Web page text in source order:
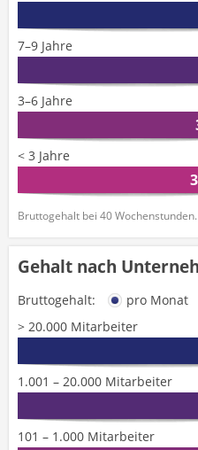
7–9 Jahre
3–6 Jahre
< 3 Jahre
Bruttogehalt bei 40 Wochenstunden.
Gehalt nach
Bruttogehalt: pro Monat
> 20.000 Mitarbeiter
1.001 – 20.000 Mitarbeiter
101 – 1.000 Mitarbeiter